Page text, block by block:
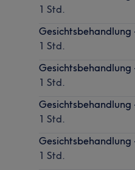
1 Std.
1 Std.
1 Std.
1 Std.
1 Std.